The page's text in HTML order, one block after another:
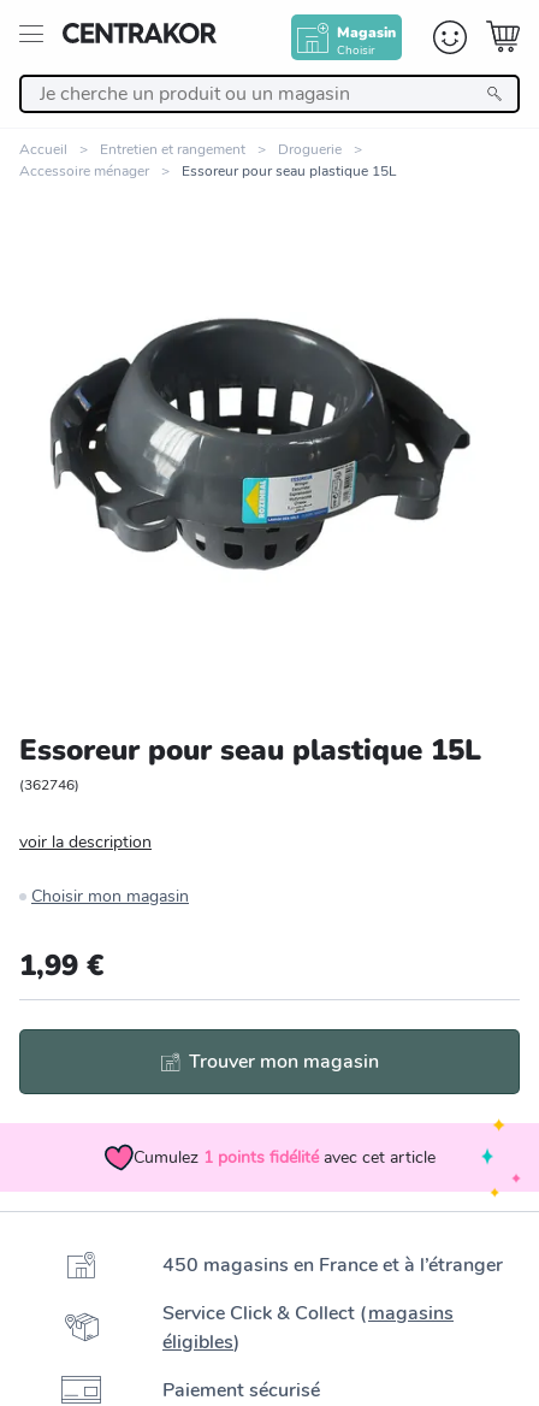
Magasin
Choisir
Linge de maison
Meuble
Cuisine et art de la table
Salle de bain et beauté
Entretien et rangement
Bricolage et auto
Accueil Entretien et rangement
Droguerie
Accessoire ménager
Essoreur pour seau plastique 15L
Zoomer sur l'image
Essoreur pour seau plastique 15L
(362746)
voir la description
Choisir mon magasin
1,99 €
Trouver mon magasin
Cumulez 1 points fidélité avec cet article
450 magasins en France et à l’étranger
Service Click & Collect (magasins
éligibles)
Paiement sécurisé